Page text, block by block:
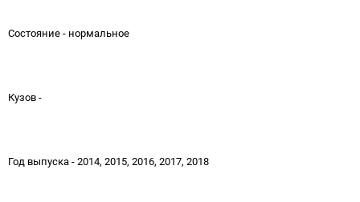
Состояние - нормальное
Кузов -
Год выпуска - 2014, 2015, 2016, 2017, 2018